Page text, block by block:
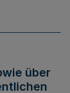
über